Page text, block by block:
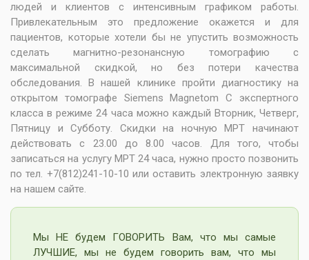
людей и клиентов с интенсивным графиком работы.
Привлекательным это предложение окажется и для
пациентов, которые хотели бы не упустить возможность
сделать магнитно-резонансную томографию с
максимальной скидкой, но без потери качества
обследования. В нашей клинике пройти диагностику на
открытом томографе Siemens Magnetom C экспертного
класса в режиме 24 часа можно каждый Вторник, Четверг,
Пятницу и Субботу. Скидки на ночную МРТ начинают
действовать с 23.00 до 8.00 часов. Для того, чтобы
записаться на услугу МРТ 24 часа, нужно просто позвонить
по тел. +7(812)241-10-10 или оставить электронную заявку
на нашем сайте.
Мы НЕ будем ГОВОРИТЬ Вам, что мы самые
ЛУЧШИЕ, мы не будем говорить вам, что мы